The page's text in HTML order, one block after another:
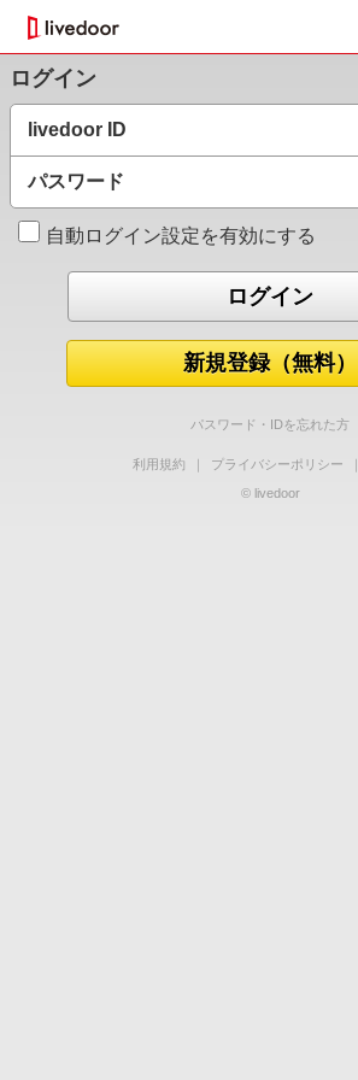
ログイン
livedoor ID
パスワード
自動ログイン設定を有効にする
新規登録（無料）
パスワード・IDを忘れた方
利用規約 ｜ プライバシーポリシー ｜
© livedoor